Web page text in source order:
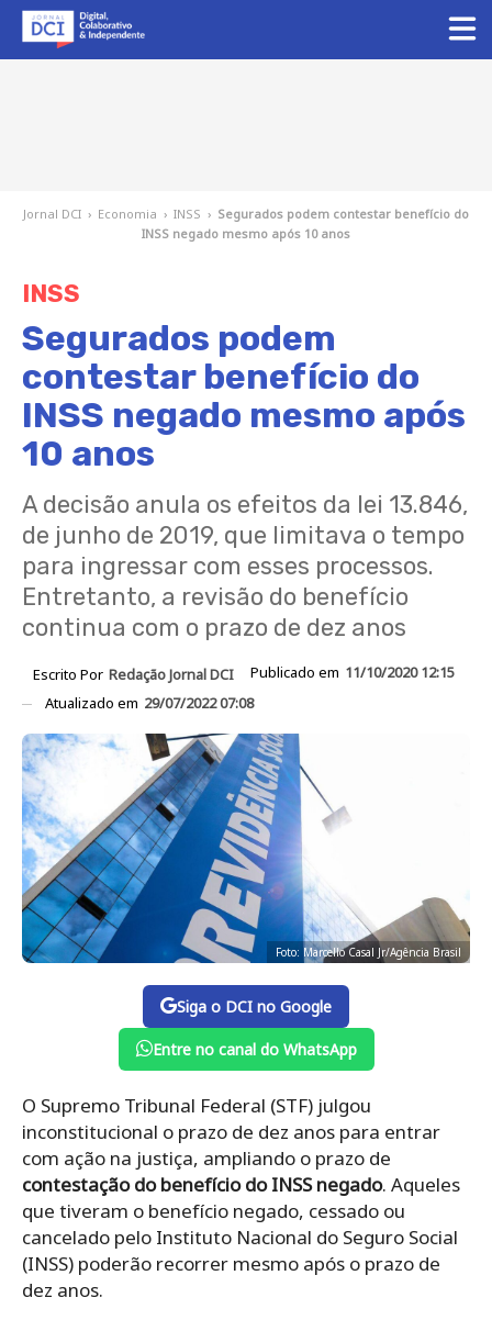
Jornal DCI › Economia › INSS › Segurados podem contestar benefício do
INSS negado mesmo após 10 anos
INSS
Segurados podem
contestar benefício do
INSS negado mesmo após
10 anos
A decisão anula os efeitos da lei 13.846,
de junho de 2019, que limitava o tempo
para ingressar com esses processos.
Entretanto, a revisão do benefício
continua com o prazo de dez anos
Escrito Por Redação Jornal DCI Publicado em 11/10/2020 12:15
Atualizado em 29/07/2022 07:08
Foto: Marcello Casal Jr/Agência Brasil
Siga o DCI no Google
Entre no canal do WhatsApp
O Supremo Tribunal Federal (STF) julgou
inconstitucional o prazo de dez anos para entrar
com ação na justiça, ampliando o prazo de
contestação do benefício do INSS negado. Aqueles
que tiveram o benefício negado, cessado ou
cancelado pelo Instituto Nacional do Seguro Social
(INSS) poderão recorrer mesmo após o prazo de
dez anos.